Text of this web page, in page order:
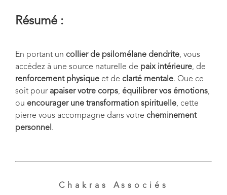
Résumé :
En portant un collier de psilomélane dendrite, vous
accédez à une source naturelle de paix intérieure, de
renforcement physique et de clarté mentale. Que ce
soit pour apaiser votre corps, équilibrer vos émotions,
ou encourager une transformation spirituelle, cette
pierre vous accompagne dans votre cheminement
personnel .
Chakras Associés